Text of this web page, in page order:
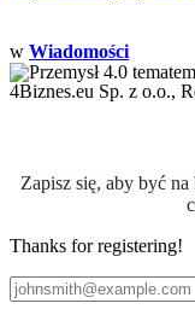
w Wiadomości
4Biznes.eu Sp. z o.o.,
Zapisz się, aby być
Thanks for registering!